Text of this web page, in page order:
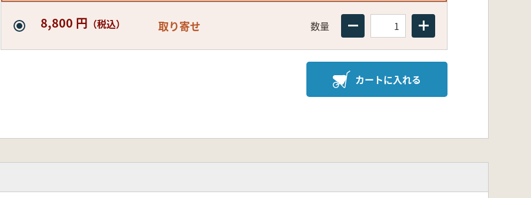
8,800 円 （税込） 取り寄せ 数量
カートに入れる